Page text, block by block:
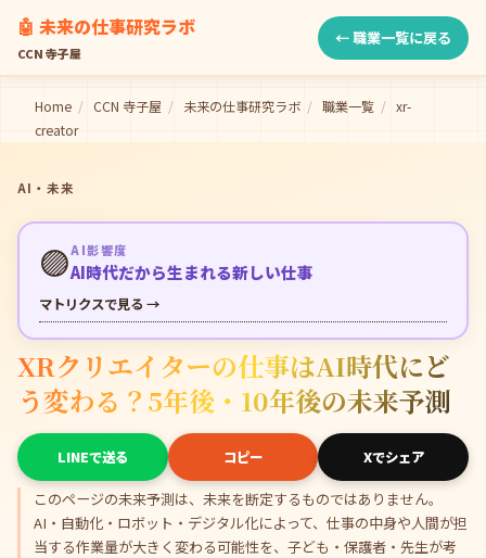
🤖 未来の仕事研究ラボ
CCN 寺子屋
← 職業一覧に戻る
Home / CCN 寺子屋 / 未来の仕事研究ラボ / 職業一覧 / xr-
creator
AI・未来
🟣AI影響度
AI時代だから生まれる新しい仕事
マトリクスで見る →
XRクリエイターの仕事はAI時代にど
う変わる？5年後・10年後の未来予測
LINEで送る コピー Xでシェア
このページの未来予測は、未来を断定するものではありません。
AI・自動化・ロボット・デジタル化によって、仕事の中身や人間が担
当する作業量が大きく変わる可能性を、子ども・保護者・先生が考